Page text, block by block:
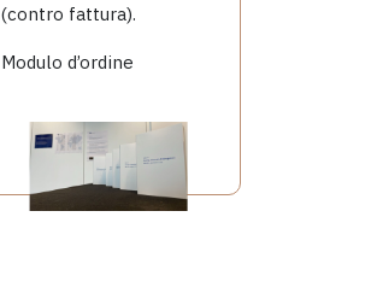
(contro fattura).
Modulo d’ordine